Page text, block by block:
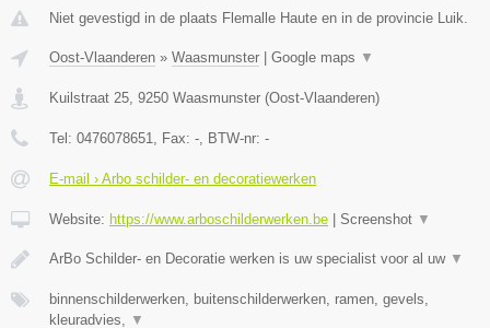
Niet gevestigd in de plaats Flemalle Haute en in de provincie Luik.
Oost-Vlaanderen » Waasmunster Google maps ▼
Kuilstraat 25, 9250 Waasmunster (Oost-Vlaanderen)
Tel: 0476078651, Fax: -, BTW-nr: -
E-mail › Arbo schilder- en decoratiewerken
Website: https://www.arboschilderwerken.be Screenshot ▼
ArBo Schilder- en Decoratie werken is uw specialist voor al uw ▼
binnenschilderwerken, buitenschilderwerken, ramen, gevels,
kleuradvies, ▼